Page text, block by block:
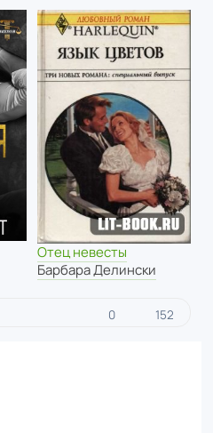
Отец невесты
Барбара Делински
0 152